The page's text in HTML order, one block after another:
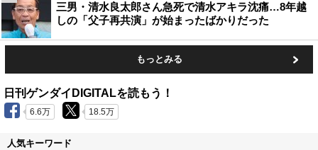
三男・清水良太郎さん急死で清水アキラ沈痛…8年越
しの「父子再共演」が始まったばかりだった
もっとみる
日刊ゲンダイDIGITALを読もう！
6.6万 18.5万
人気キーワード